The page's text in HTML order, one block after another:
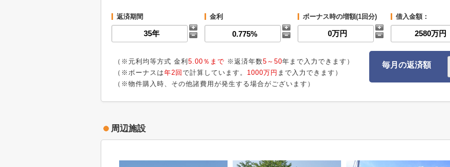
返済期間 金利 ボーナス時の増額(1回分) 借入金額：
（※元利均等方式 金利 5.00％まで ※返済年数5～50年まで入力できます）
（※ボーナスは年2回 で計算しています。 1000万円 まで入力できます）
（※物件購入時、その他諸費用が発生する場合がございます）
毎月の返済額
周辺施設